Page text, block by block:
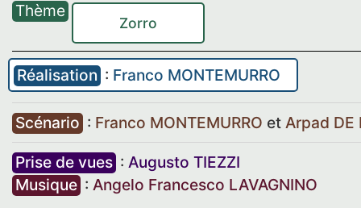
Thème
Zorro
Réalisation : Franco MONTEMURRO
Scénario : Franco MONTEMURRO et Arpad DE
Prise de vues : Augusto TIEZZI
Musique : Angelo Francesco LAVAGNINO